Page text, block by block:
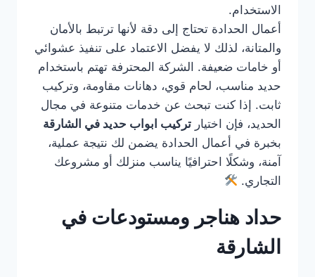
الاستخدام.
أعمال الحدادة تحتاج إلى دقة لأنها ترتبط بالأمان
والمتانة، لذلك لا يفضل الاعتماد على تنفيذ عشوائي
أو خامات ضعيفة. الشركة المحترفة تهتم باستخدام
حديد مناسب، لحام قوي، دهانات مقاومة، وتركيب
ثابت. إذا كنت تبحث عن خدمات متنوعة في مجال
الحديد، فإن اختيار تركيب ابواب حديد في الشارقة
بخبرة في أعمال الحدادة يضمن لك نتيجة عملية،
آمنة، وشكلًا احترافيًا يناسب منزلك أو مشروعك
التجاري.
حداد هناجر ومستودعات في
الشارقة